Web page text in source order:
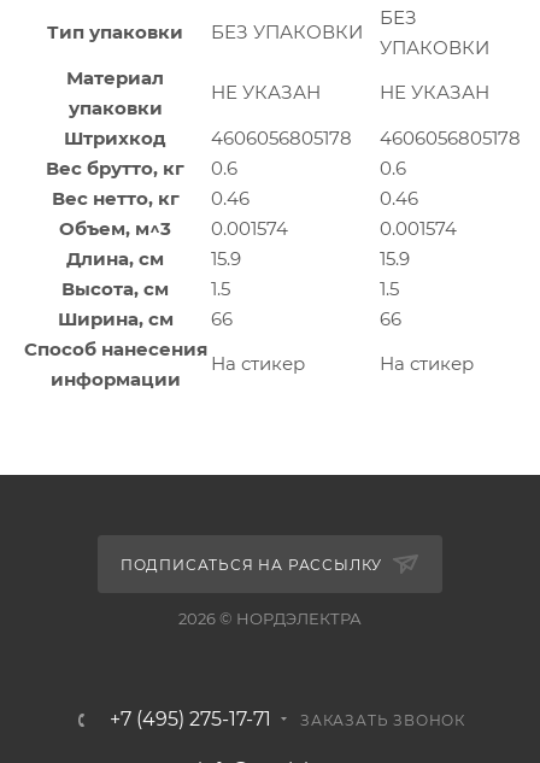
Тип упаковки БЕЗ УПАКОВКИ
БЕЗ
УПАКОВКИ
Материал
упаковки
НЕ УКАЗАН
НЕ УКАЗАН
Штрихкод
4606056805178
4606056805178
Вес брутто, кг
0.6
0.6
Вес нетто, кг
0.46
0.46
Объем, м^3
0.001574
0.001574
Длина, см
15.9
15.9
Высота, см
1.5
1.5
Ширина, см
66
66
Способ нанесения
информации
На стикер На стикер
ПОДПИСАТЬСЯ НА РАССЫЛКУ
2026 © НОРДЭЛЕКТРА
+7 (495) 275-17-71 ЗАКАЗАТЬ ЗВОНОК